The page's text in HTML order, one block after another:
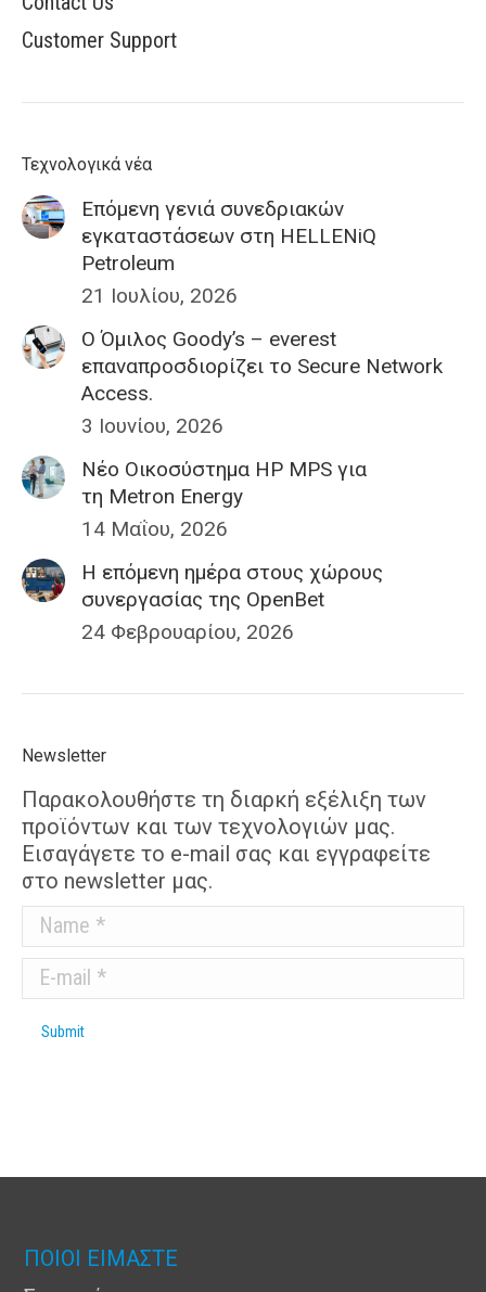
Customer Support
Τεχνολογικά νέα
Επόμενη γενιά συνεδριακών
εγκαταστάσεων στη HELLENiQ
Petroleum
21 Ιουλίου, 2026
Ο Όμιλος Goody’s – everest
επαναπροσδιορίζει το Secure Network
Access.
3 Ιουνίου, 2026
Nέο Οικοσύστημα HP MPS για
τη Metron Energy
14 Μαΐου, 2026
H επόμενη ημέρα στους χώρους
συνεργασίας της OpenBet
24 Φεβρουαρίου, 2026
Newsletter
Παρακολουθήστε τη διαρκή εξέλιξη των
προϊόντων και των τεχνολογιών μας.
Εισαγάγετε το e-mail σας και εγγραφείτε
στο newsletter μας.
Name *
E-mail *
Submit
ΠΟΙΟΙ ΕΙΜΑΣΤΕ